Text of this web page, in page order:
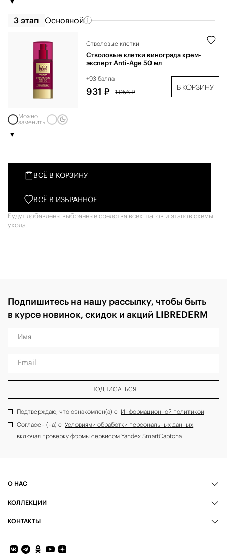
3 этап Основной
Стволовые клетки
Стволовые клетки винограда крем-
эксперт Anti-Age 50 мл
+93 балла
931 ₽ 1 056 ₽
В КОРЗИНУ
Можно
заменить:
ВСЁ В КОРЗИНУ
ВСЁ В ИЗБРАННОЕ
Будут добавлены выбранные средства всех шагов и этапов схемы
ухода.
Подпишитесь на нашу рассылку, чтобы быть
в курсе новинок, скидок и акций LIBREDERM
Имя
Email
ПОДПИСАТЬСЯ
Подтверждаю, что ознакомлен(а) с Информационной политикой
Согласен (на) с Условиями обработки персональных данных,
включая проверку формы сервисом Yandex SmartCaptcha
О НАС
КОЛЛЕКЦИИ
КОНТАКТЫ